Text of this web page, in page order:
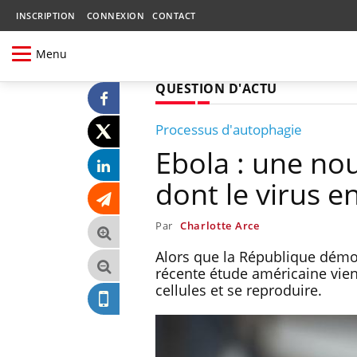
INSCRIPTION CONNEXION CONTACT
Menu
QUESTION D'ACTU
Processus d'autophagie
Ebola : une
dont le virus
Par Charlotte Arce
Alors que la République
récente étude américaine
cellules et se reproduire.